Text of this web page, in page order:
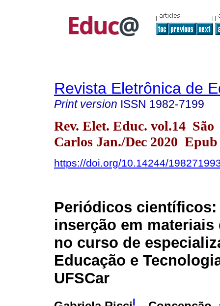
Revista Eletrônica de
Print version ISSN 1982-7199
Rev. Elet. Educ. vol.14 São
Carlos Jan./Dec 2020
https://doi.org/10.14244/
Periódicos científicos:
inserção em
no curso de
Educação e
UFSCar
I